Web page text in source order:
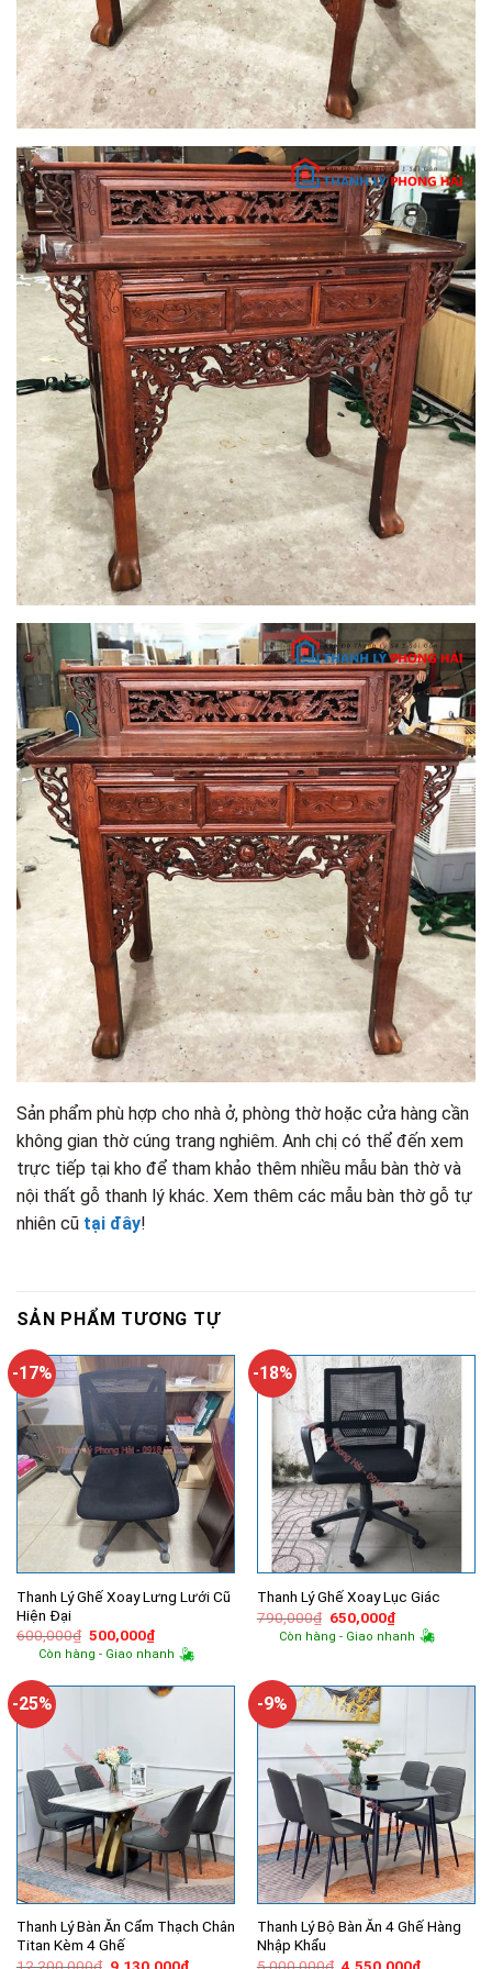
Sản phẩm phù hợp cho nhà ở, phòng thờ hoặc cửa hàng cần
không gian thờ cúng trang nghiêm. Anh chị có thể đến xem
trực tiếp tại kho để tham khảo thêm nhiều mẫu bàn thờ và
nội thất gỗ thanh lý khác. Xem thêm các mẫu bàn thờ gỗ tự
nhiên cũ tại đây!
SẢN PHẨM TƯƠNG TỰ
-17%
Thanh Lý Ghế Xoay Lưng Lưới Cũ
Hiện Đại
600,000₫ Giá
gốc
là:
500,000₫Giá
hiện
tại
500,000₫.
Còn hàng - Giao nhanh
-18%
Thanh Lý Ghế Xoay Lục Giác
790,000₫ Giá
gốc
là:
650,000₫Giá
hiện
tại
Còn hàng - Giao nhanh
-25%
Thanh Lý Bàn Ăn Cẩm Thạch Chân
Titan Kèm 4 Ghế
12,200,000₫ Giá
9,130,000₫Giá
-9%
Thanh Lý Bộ Bàn Ăn 4 Ghế Hàng
Nhập Khẩu
5,000,000₫ Giá
4,550,000₫Giá